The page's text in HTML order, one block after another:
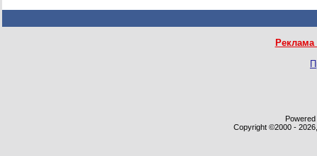
Copyright ©2000 -